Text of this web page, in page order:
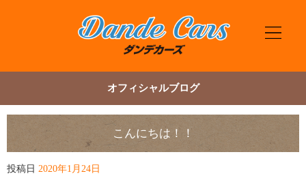
オフィシャルブログ
こんにちは！！
投稿日 2020年1月24日